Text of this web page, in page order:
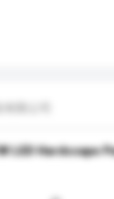
LED Hardscape